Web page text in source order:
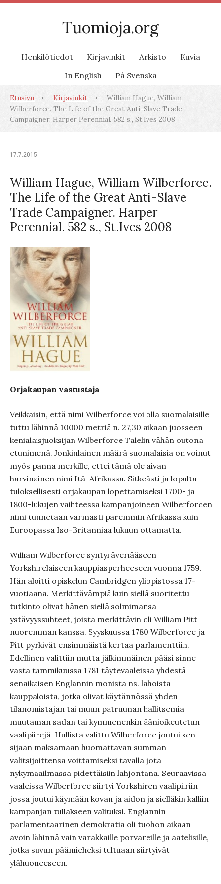
Tuomioja.org
Henkilötiedot Kirjavinkit Arkisto
Kuvia
In English
På Svenska
Etusivu Kirjavinkit
William Hague, William
Wilberforce. The Life of the Great Anti-Slave Trade
Campaigner. Harper Perennial. 582 s., St.Ives 2008
17.7.2015
William Hague, William Wilberforce.
The Life of the Great Anti-Slave
Trade Campaigner. Harper
Perennial. 582 s., St.Ives 2008
Orjakaupan vastustaja
Veikkaisin, että nimi Wilberforce voi olla suomalaisille
tuttu lähinnä 10000 metriä n. 27,30 aikaan juosseen
kenialaisjuoksijan Wilberforce Talelin vähän outona
etunimenä. Jonkinlainen määrä suomalaisia on voinut
myös panna merkille, ettei tämä ole aivan
harvinainen nimi Itä-Afrikassa. Sitkeästi ja lopulta
tuloksellisesti orjakaupan lopettamiseksi 1700- ja
1800-lukujen vaihteessa kampanjoineen Wilberforcen
nimi tunnetaan varmasti paremmin Afrikassa kuin
Euroopassa Iso-Britanniaa lukuun ottamatta.
William Wilberforce syntyi äveriääseen
Yorkshirelaiseen kauppiasperheeseen vuonna 1759.
Hän aloitti opiskelun Cambridgen yliopistossa 17-
vuotiaana. Merkittävämpiä kuin siellä suoritettu
tutkinto olivat hänen siellä solmimansa
ystävyyssuhteet, joista merkittävin oli William Pitt
nuoremman kanssa. Syyskuussa 1780 Wilberforce ja
Pitt pyrkivät ensimmäistä kertaa parlamenttiin.
Edellinen valittiin mutta jälkimmäinen pääsi sinne
vasta tammikuussa 1781 täytevaaleissa yhdestä
senaikaisen Englannin monista ns. lahoista
kauppaloista, jotka olivat käytännössä yhden
tilanomistajan tai muun patruunan hallitsemia
muutaman sadan tai kymmenenkin äänioikeutetun
vaalipiirejä. Hullista valittu Wilberforce joutui sen
sijaan maksamaan huomattavan summan
valitsijoittensa voittamiseksi tavalla jota
nykymaailmassa pidettäisiin lahjontana. Seuraavissa
vaaleissa Wilberforce siirtyi Yorkshiren vaalipiiriin
jossa joutui käymään kovan ja aidon ja sielläkin kalliin
kampanjan tullakseen valituksi. Englannin
parlamentaarinen demokratia oli tuohon aikaan
avoin lähinnä vain varakkaille porvareille ja aatelisille,
jotka suvun päämieheksi tultuaan siirtyivät
ylähuoneeseen.